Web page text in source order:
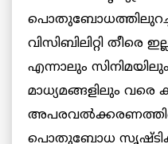
പൊതുബോധത്തിലുറച്ച
വിസിബിലിറ്റി തീരെ
എന്നാലും
മാധ്യമങ്ങളിലും വരെ
പൊതുബോധ